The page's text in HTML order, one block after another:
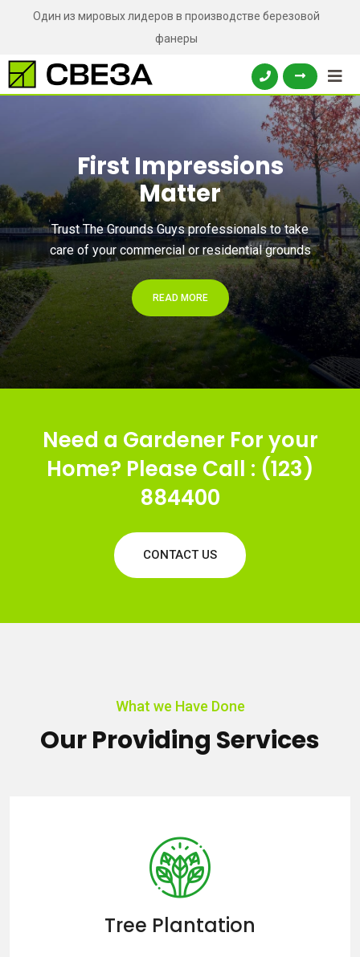
Один из мировых лидеров в производстве березовой
фанеры
First Impressions
Matter
Trust The Grounds Guys professionals to take
care of your commercial or residential grounds
READ MORE
Need a Gardener For your
Home? Please Call : (123)
884400
CONTACT US
What we Have Done
Our Providing Services
Tree Plantation